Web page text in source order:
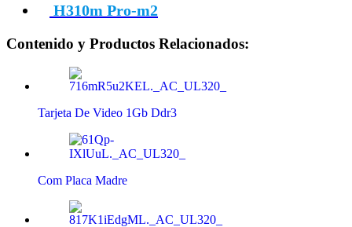
H310m Pro-m2
Contenido y Productos Relacionados:
Tarjeta De Video 1Gb Ddr3
Com Placa Madre